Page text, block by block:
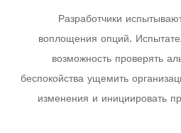
Разработчики
воплощения опций.
возможность проверять
беспокойства ущемить
изменения и инициировать